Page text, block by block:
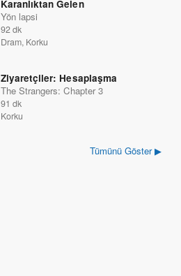
Karanlıktan Gelen
Yön lapsi
92 dk
Dram, Korku
Ziyaretçiler: Hesaplaşma
The Strangers: Chapter 3
91 dk
Korku
Tümünü Göster ▶